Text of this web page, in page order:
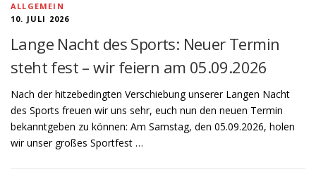
ALLGEMEIN
10. JULI 2026
Lange Nacht des Sports: Neuer Termin
steht fest – wir feiern am 05.09.2026
Nach der hitzebedingten Verschiebung unserer Langen Nacht
des Sports freuen wir uns sehr, euch nun den neuen Termin
bekanntgeben zu können: Am Samstag, den 05.09.2026, holen
wir unser großes Sportfest …